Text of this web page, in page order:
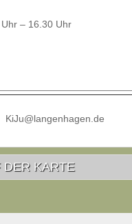
– 16.30 Uhr
KiJu@langenhagen.de
DER KARTE